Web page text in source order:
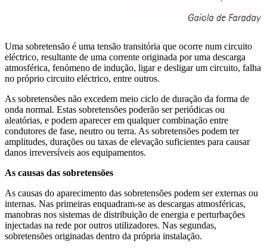
Uma sobretensão é uma tensão transitória que ocorre num circuito
eléctrico, resultante de uma corrente originada por uma descarga
atmosférica, fenómeno de indução, ligar e desligar um circuito, falha
no próprio circuito eléctrico, entre outros.
As sobretensões não excedem meio ciclo de duração da forma de
onda normal. Estas sobretensões poderão ser periódicas ou
aleatórias, e podem aparecer em qualquer combinação entre
condutores de fase, neutro ou terra. As sobretensões podem ter
amplitudes, durações ou taxas de elevação suficientes para causar
danos irreversíveis aos equipamentos.
As causas das sobretensões
As causas do aparecimento das sobretensões podem ser externas ou
internas. Nas primeiras enquadram-se as descargas atmosféricas,
manobras nos sistemas de distribuição de energia e perturbações
injectadas na rede por outros utilizadores. Nas segundas,
sobretensões originadas dentro da própria instalação.